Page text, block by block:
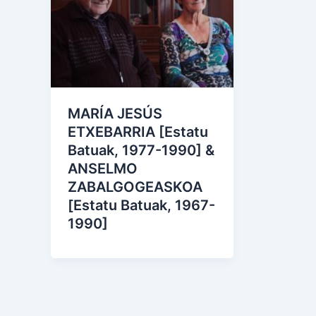
MARÍA JESÚS
ETXEBARRIA [Estatu
Batuak, 1977-1990] &
ANSELMO
ZABALGOGEASKOA
[Estatu Batuak, 1967-
1990]